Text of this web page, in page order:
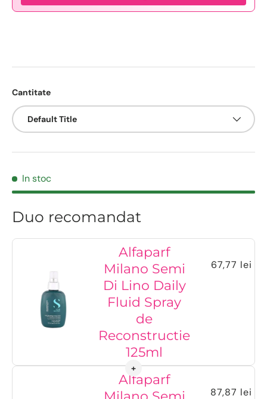
Cantitate
Default Title
In stoc
Duo recomandat
Alfaparf
Milano Semi
Di Lino Daily
Fluid Spray
de
Reconstructie
125ml
67,77 lei
Alfaparf
87,87 lei